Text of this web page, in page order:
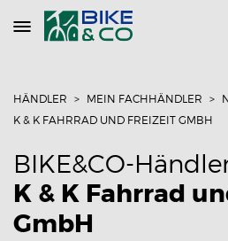
Navigation
öffnen
HÄNDLER MEIN FACHHÄNDLER
K & K FAHRRAD UND FREIZEIT GMBH
BIKE&CO-
K & K Fahrrad
GmbH